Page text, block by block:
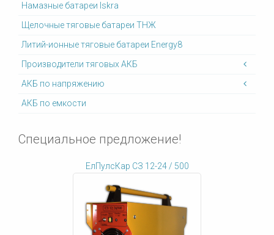
Намазные батареи Iskra
Щелочные тяговые батареи ТНЖ
Литий-ионные тяговые батареи Energy8
Производители тяговых АКБ
АКБ по напряжению
АКБ по емкости
Специальное предложение!
ЕлПулсКар СЗ 12-24 / 500